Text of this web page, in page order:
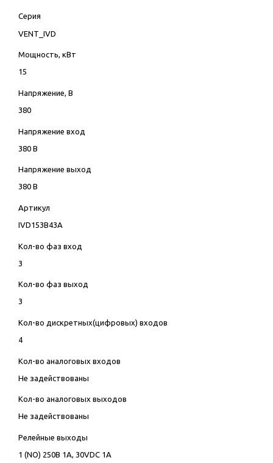
Серия
VENT_IVD
Мощность, кВт
15
Напряжение, В
380
Напряжение вход
380 В
Напряжение выход
380 В
Артикул
IVD153B43A
Кол-во фаз вход
3
Кол-во фаз выход
3
Кол-во дискретных(цифровых) входов
4
Кол-во аналоговых входов
Не задействованы
Кол-во аналоговых выходов
Не задействованы
Релейные выходы
1 (NO) 250В 1А, 30VDC 1А